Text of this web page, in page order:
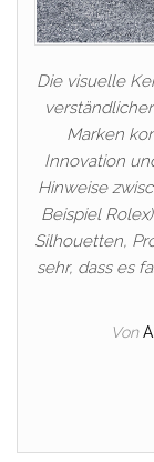
Die visuelle
Marken
Innovation
Hinweise
Beispiel
Silhouetten,
sehr, dass es
Von